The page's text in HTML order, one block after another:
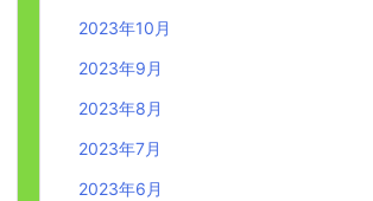
2023年10月
2023年9月
2023年8月
2023年7月
2023年6月